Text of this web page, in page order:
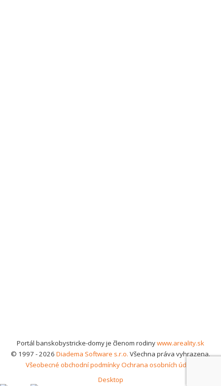
Portál banskobystricke-domy je členom rodinywww.areality.sk
© 1997 - 2026 Diadema Software s.r.o. Všechna práva vyhrazena.
Všeobecné obchodní podmínkyOchrana osobních údajů
Desktop